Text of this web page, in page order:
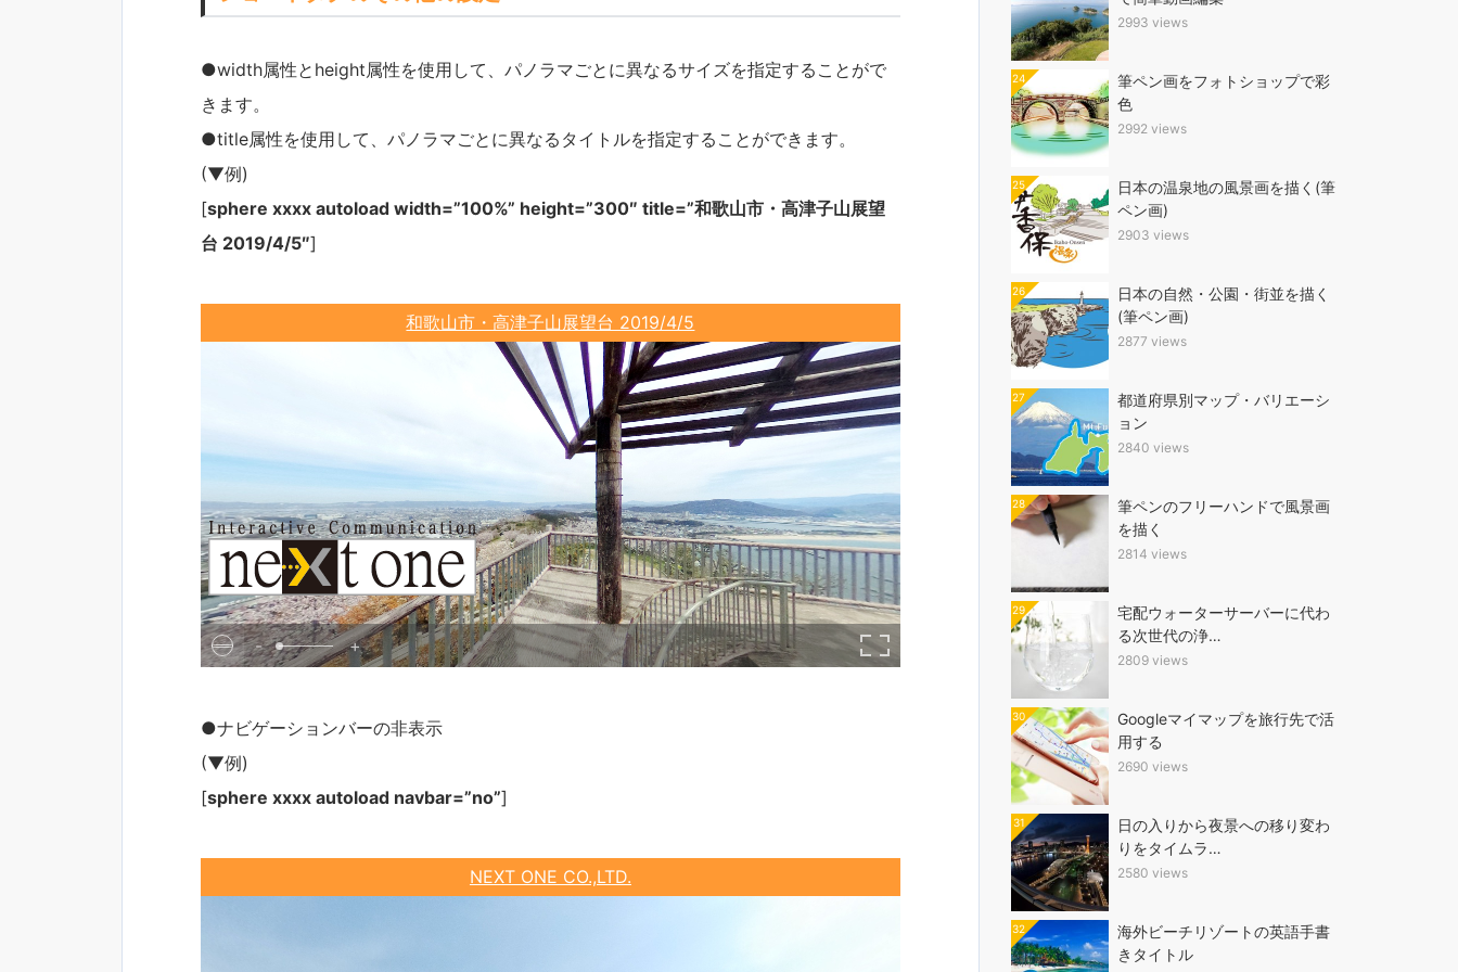
●width属性とheight属性を使用して、パノラマごとに異なるサイズを指定することがで
きます。
●title属性を使用して、パノラマごとに異なるタイトルを指定することができます。
(▼例)
[sphere xxxx autoload width=”100%” height=”300″ title=”和歌山市・高津子山展望
台 2019/4/5″]
和歌山市・高津子山展望台 2019/4/5
- +
●ナビゲーションバーの非表示
(▼例)
[sphere xxxx autoload navbar=”no”]
NEXT ONE CO.,LTD.
2993 views
24
筆ペン画をフォトショップで彩
色
2992 views
25
日本の温泉地の風景画を描く(筆
ペン画)
2903 views
26
日本の自然・公園・街並を描く
(筆ペン画)
2877 views
27
都道府県別マップ・バリエーシ
ョン
2840 views
28
筆ペンのフリーハンドで風景画
を描く
2814 views
29
宅配ウォーターサーバーに代わ
る次世代の浄…
2809 views
30
Googleマイマップを旅行先で活
用する
2690 views
31
日の入りから夜景への移り変わ
りをタイムラ…
2580 views
32
海外ビーチリゾートの英語手書
きタイトル